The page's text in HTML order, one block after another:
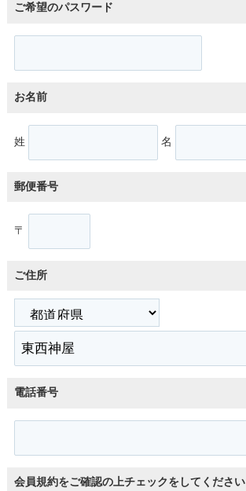
ご希望のパスワード
お名前
姓 名
郵便番号
〒
ご住所
電話番号
会員規約をご確認の上チェックをしてください